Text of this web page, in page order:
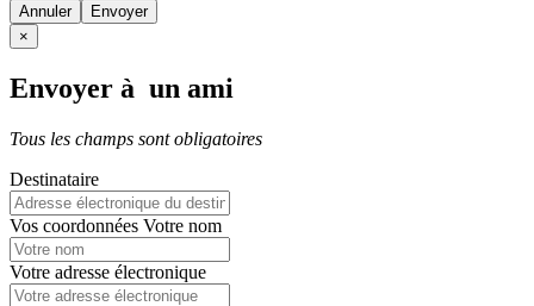
Annuler
×
Envoyer à un ami
Tous les champs sont obligatoires
Destinataire
Vos coordonnées Votre nom
Votre adresse électronique